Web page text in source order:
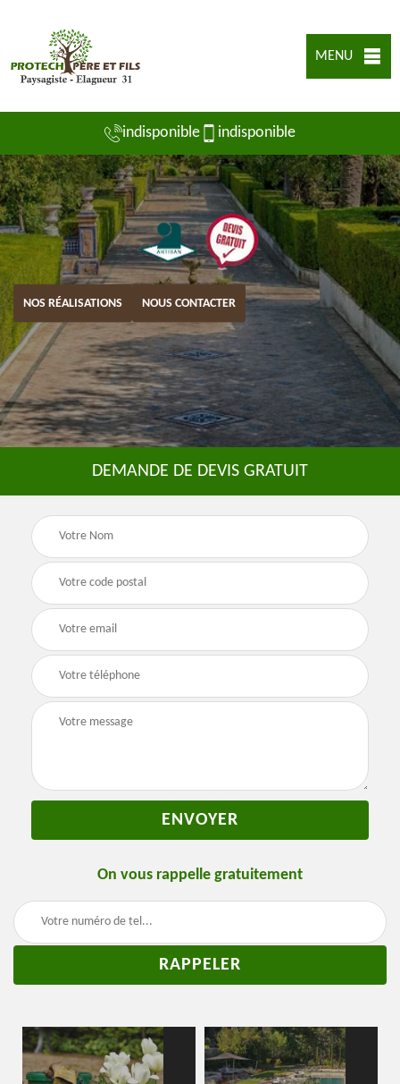
MENU
indisponible indisponible
NOS RÉALISATIONS NOUS CONTACTER
DEMANDE DE DEVIS GRATUIT
On vous rappelle gratuitement